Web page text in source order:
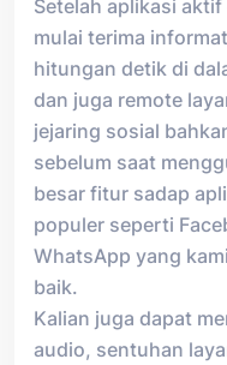
Setelah aplikasi aktif
mulai terima
hitungan detik di
dan juga remote
jejaring sosial
sebelum saat
besar fitur sadap
populer seperti
WhatsApp yang
baik.
Kalian juga dapat
audio, sentuhan